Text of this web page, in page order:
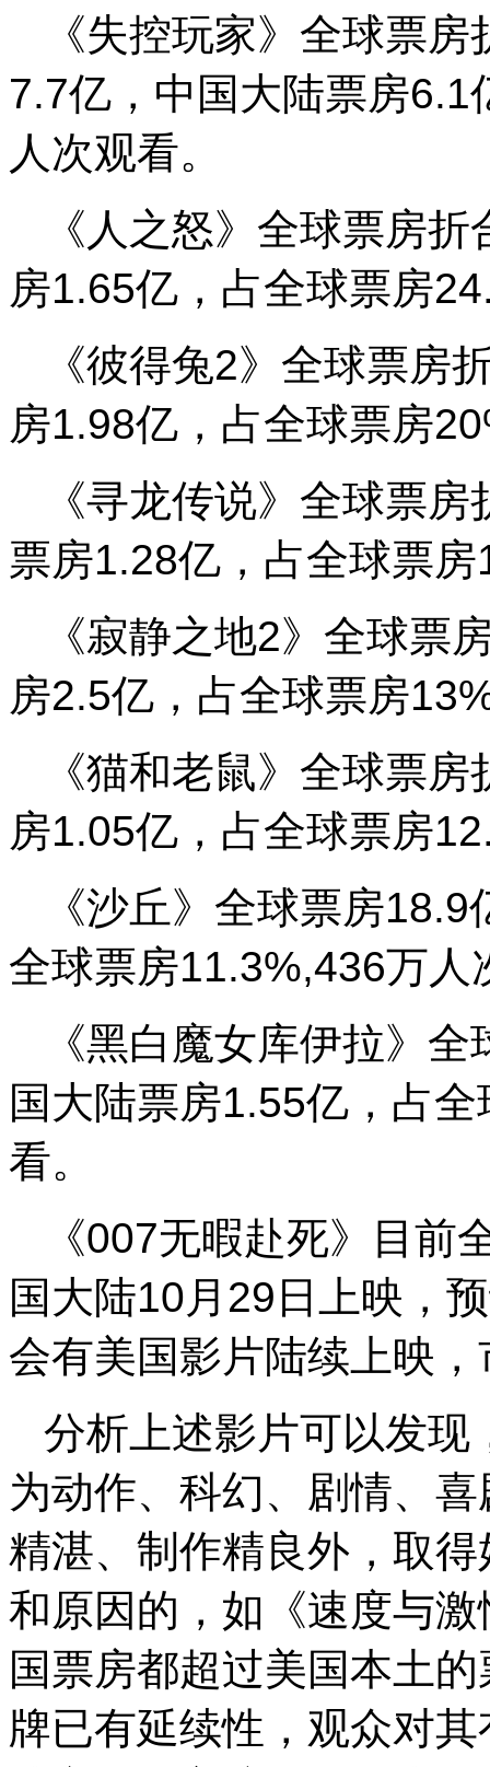
《失控玩家》全球票
7.7亿，中国大陆票房
人次观看。
《人之怒》全球票房
房1.65亿，占全球票房
《彼得兔2》全球票房
房1.98亿，占全球票房
《寻龙传说》全球票
票房1.28亿，占全球票
《寂静之地2》全球票
房2.5亿，占全球票房
《猫和老鼠》全球票
房1.05亿，占全球票房
《沙丘》全球票房
全球票房11.3%,436万人
《黑白魔女库伊拉》
国大陆票房1.55亿，占
看。
《007无暇赴死》目前
国大陆10月29日上映，
会有美国影片陆续上映
分析上述影片可以发现
为动作、科幻、剧情、
精湛、制作精良外，取
和原因的，如《速度与
国票房都超过美国本土
牌已有延续性，观众对